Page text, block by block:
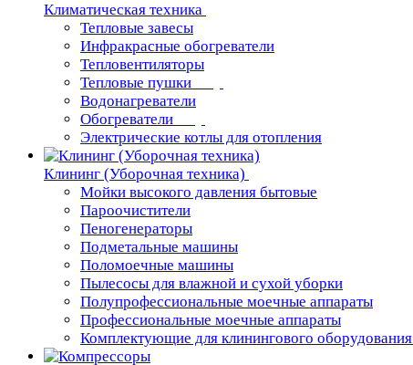
Климатическая техника
Тепловые завесы
Инфракрасные обогреватели
Тепловентиляторы
Тепловые пушки
Водонагреватели
Обогреватели
Электрические котлы для отопления
Клининг (Уборочная техника)
Мойки высокого давления бытовые
Пароочистители
Пеногенераторы
Подметальные машины
Поломоечные машины
Пылесосы для влажной и сухой уборки
Полупрофессиональные моечные аппараты
Профессиональные моечные аппараты
Комплектующие для клинингового оборудования